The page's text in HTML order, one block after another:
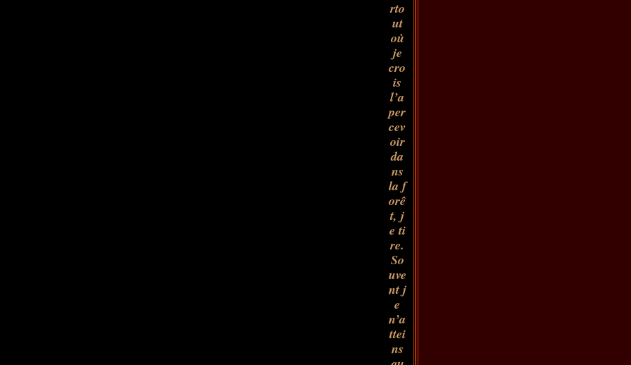
rto
ut
où
je
cro
is
l’a
per
cev
oir
da
ns
la f
orê
t, j
e ti
re.
So
uve
nt j
e
n’a
ttei
ns